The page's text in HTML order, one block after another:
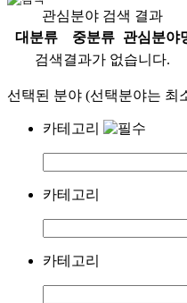
관심분야 검색 결과
대분류
중분류
관심분야
검색결과가 없습니다.
선택된 분야 (선택분야는 최
카테고리
카테고리
카테고리